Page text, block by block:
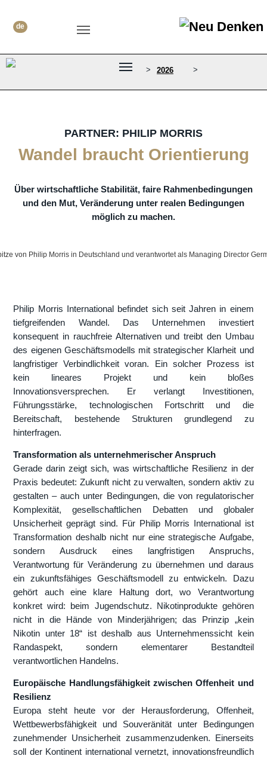
de
> 2026 >
PARTNER: PHILIP MORRIS
Wandel braucht Orientierung
Über wirtschaftliche Stabilität, faire Rahmenbedingungen
und den Mut, Veränderung unter realen Bedingungen
möglich zu machen.
von Philip Morris in Deutschland und verantwortet als Managing Director
Philip Morris International befindet sich seit Jahren in einem
tiefgreifenden Wandel. Das Unternehmen investiert
konsequent in rauchfreie Alternativen und treibt den Umbau
des eigenen Geschäftsmodells mit strategischer Klarheit und
langfristiger Verbindlichkeit voran. Ein solcher Prozess ist
kein lineares Projekt und kein bloßes
Innovationsversprechen. Er verlangt Investitionen,
Führungsstärke, technologischen Fortschritt und die
Bereitschaft, bestehende Strukturen grundlegend zu
hinterfragen.
Transformation als unternehmerischer Anspruch
Gerade darin zeigt sich, was wirtschaftliche Resilienz in der
Praxis bedeutet: Zukunft nicht zu verwalten, sondern aktiv zu
gestalten – auch unter Bedingungen, die von regulatorischer
Komplexität, gesellschaftlichen Debatten und globaler
Unsicherheit geprägt sind. Für Philip Morris International ist
Transformation deshalb nicht nur eine strategische Aufgabe,
sondern Ausdruck eines langfristigen Anspruchs,
Verantwortung für Veränderung zu übernehmen und daraus
ein zukunftsfähiges Geschäftsmodell zu entwickeln. Dazu
gehört auch eine klare Haltung dort, wo Verantwortung
konkret wird: beim Jugendschutz. Nikotinprodukte gehören
nicht in die Hände von Minderjährigen; das Prinzip „kein
Nikotin unter 18“ ist deshalb aus Unternehmenssicht kein
Randaspekt, sondern elementarer Bestandteil
verantwortlichen Handelns.
Europäische Handlungsfähigkeit zwischen Offenheit und
Resilienz
Europa steht heute vor der Herausforderung, Offenheit,
Wettbewerbsfähigkeit und Souveränität unter Bedingungen
zunehmender Unsicherheit zusammenzudenken. Einerseits
soll der Kontinent international vernetzt, innovationsfreundlich